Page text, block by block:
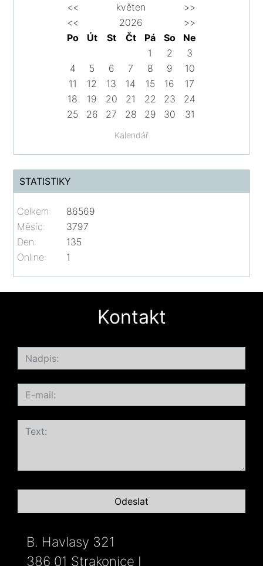
Kalendář
<< květen
>>
<<
2026
>>
Po
Út St Čt Pá So
Ne
1
2
3
4
5 6 7 8 9
10
11
12 13 14 15 16
17
18
19 20 21 22 23
24
25
26 27 28 29 30 31
STATISTIKY
Online: 1
Celkem:
86569
Měsíc:
3797
Den:
135
Kontakt
B. Havlasy 321
386 01 Strakonice I